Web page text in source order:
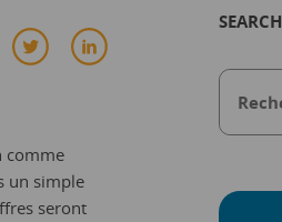
comme
un simple
seront
SEARCH